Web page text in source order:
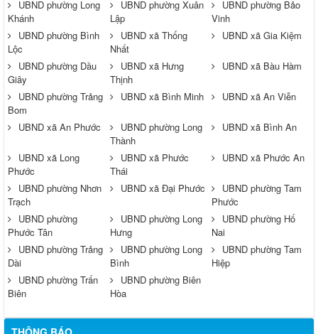
UBND phường Long
Khánh
UBND phường Xuân
Lập
UBND phường Bảo
Vinh
UBND phường Bình
Lộc
UBND xã Thống
Nhất
UBND xã Gia Kiệm
UBND phường Dầu
Giây
UBND xã Hưng
Thịnh
UBND xã Bàu Hàm
UBND phường Trảng
Bom
UBND xã Bình Minh UBND xã An Viễn
UBND xã An Phước
UBND phường Long
Thành
UBND xã Bình An
UBND xã Long
Phước
UBND xã Phước
Thái
UBND xã Phước An
UBND phường Nhơn
Trạch
UBND xã Đại Phước
UBND phường Tam
Phước
UBND phường
Phước Tân
UBND phường Long
Hưng
UBND phường Hố
Nai
UBND phường Trảng
Dài
UBND phường Long
Bình
UBND phường Tam
Hiệp
UBND phường Trấn
Biên
UBND phường Biên
Hòa